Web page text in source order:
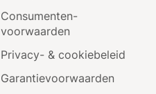
Consumenten­
voorwaarden
Privacy- & cookiebeleid
Garantie­voorwaarden